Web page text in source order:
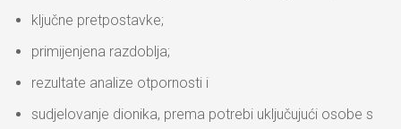
ključne pretpostavke;
primijenjena razdoblja;
rezultate analize otpornosti i
sudjelovanje dionika, prema potrebi uključujući osobe s